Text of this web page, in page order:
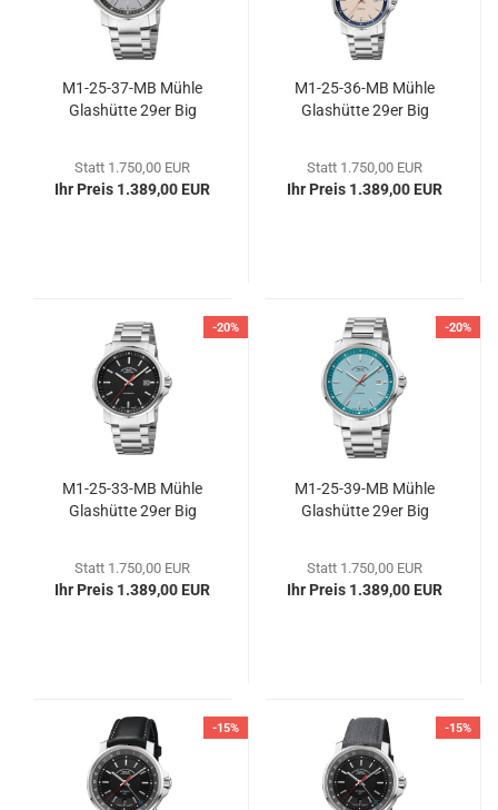
M1-​25-​37-MB Mühle
Glas­hüt­te 29er Big
Statt 1.750,00 EUR
Ihr Preis 1.389,00 EUR
M1-​25-​36-MB Mühle
Glas­hüt­te 29er Big
Statt 1.750,00 EUR
Ihr Preis 1.389,00 EUR
-20%
M1-​25-​33-MB Mühle
Glas­hüt­te 29er Big
Statt 1.750,00 EUR
Ihr Preis 1.389,00 EUR
-20%
M1-​25-​39-MB Mühle
Glas­hüt­te 29er Big
Statt 1.750,00 EUR
Ihr Preis 1.389,00 EUR
-15% -15%